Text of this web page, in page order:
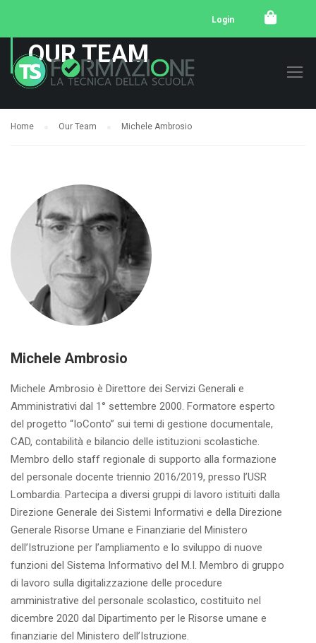
Login
OUR TEAM
Home Our Team Michele Ambrosio
Michele Ambrosio
Michele Ambrosio è Direttore dei Servizi Generali e
Amministrativi dal 1° settembre 2000. Formatore esperto
del progetto “IoConto” sui temi di gestione documentale,
CAD, contabilità e bilancio delle istituzioni scolastiche.
Membro dello staff regionale di supporto alla formazione
del personale docente triennio 2016/2019, presso l’USR
Lombardia. Partecipa a diversi gruppi di lavoro istituiti dalla
Direzione Generale dei Sistemi Informativi e della Direzione
Generale Risorse Umane e Finanziarie del Ministero
dell’Istruzione per l’ampliamento e lo sviluppo di nuove
funzioni del Sistema Informativo del M.I. Membro di gruppo
di lavoro sulla digitalizzazione delle procedure
amministrative del personale scolastico, costituito nel
dicembre 2020 dal Dipartimento per le Risorse umane e
finanziarie del Ministero dell’Istruzione.